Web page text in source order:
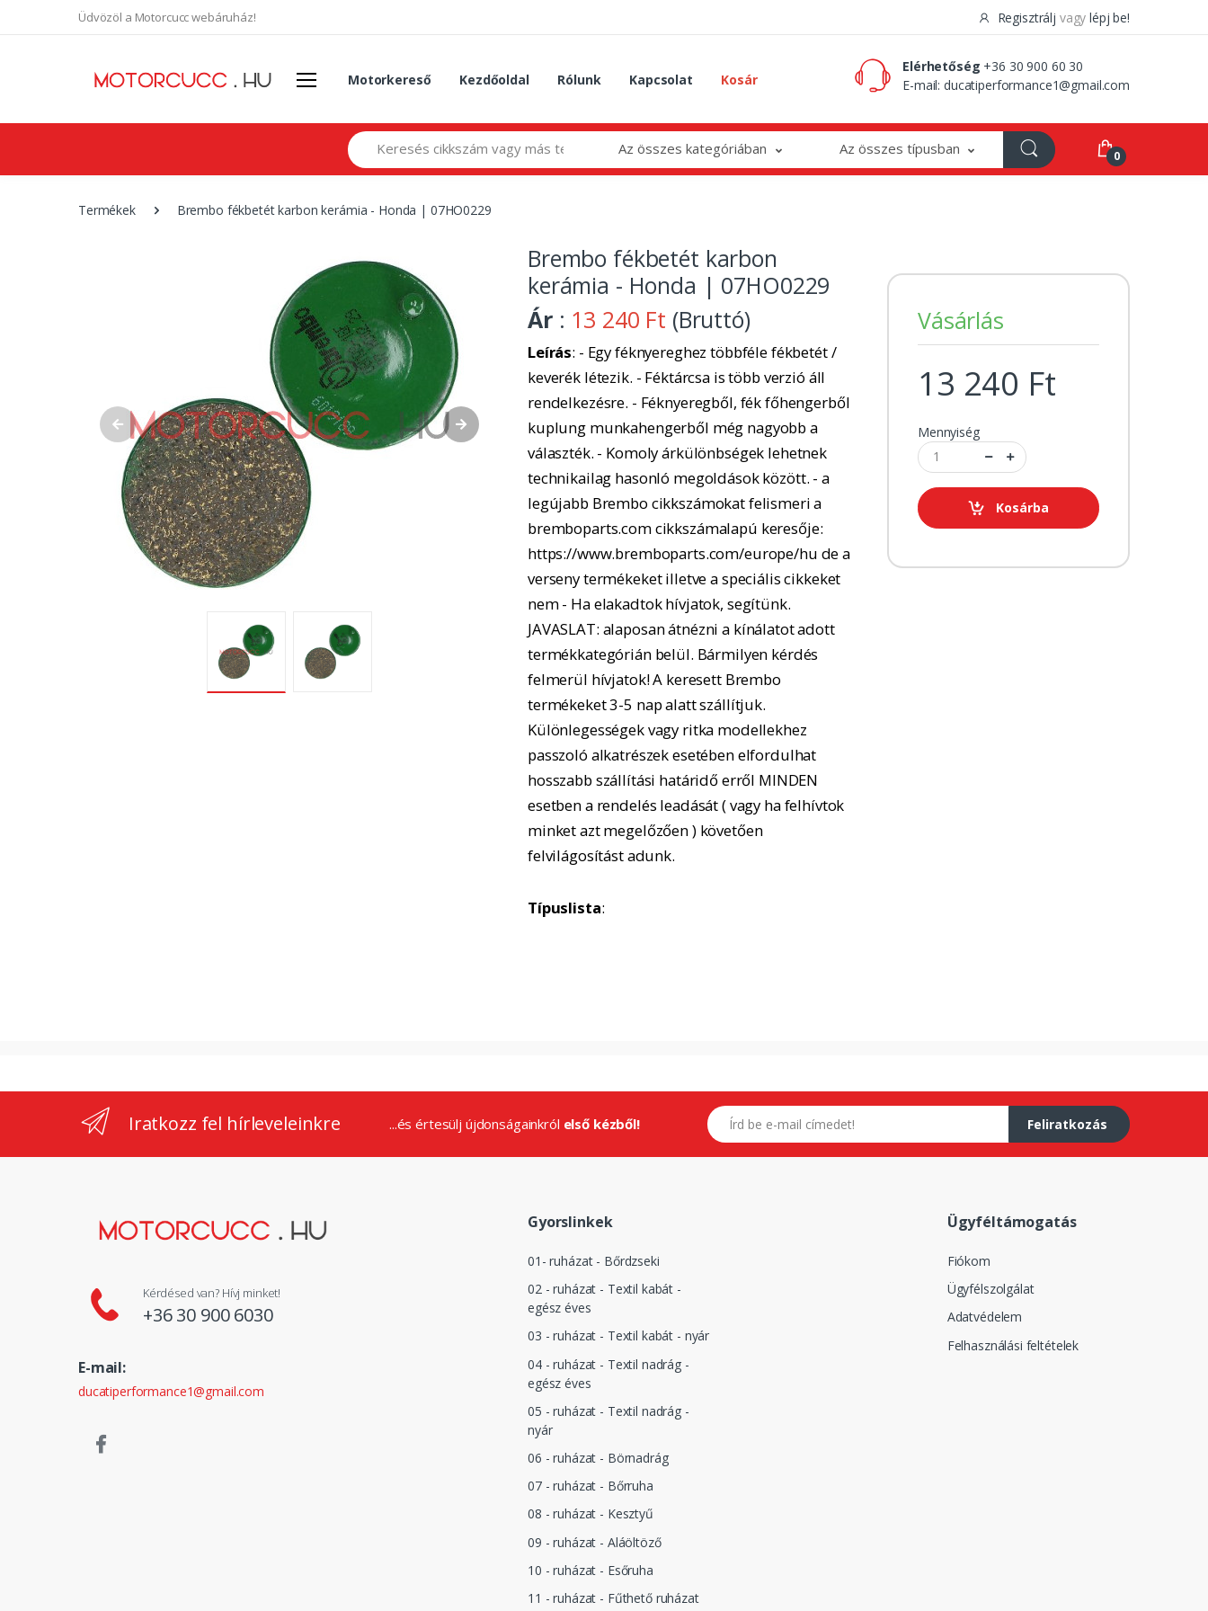
Üdvözöl a Motorcucc webáruház! Regisztrálj vagy lépj be!
Motorkereső Kezdőoldal Rólunk Kapcsolat Kosár
Elérhetőség +36 30 900 60 30
E-mail:ducatiperformance1@gmail.com
Search Az összes kategóriában Az összes típusban 0
Termékek Brembo fékbetét karbon kerámia - Honda | 07HO0229
Brembo fékbetét karbon
kerámia - Honda | 07HO0229
Ár : 13 240 Ft (Bruttó)
Leírás: - Egy féknyereghez többféle fékbetét /
keverék létezik. - Féktárcsa is több verzió áll
rendelkezésre. - Féknyeregből, fék főhengerből
kuplung munkahengerből még nagyobb a
választék. - Komoly árkülönbségek lehetnek
technikailag hasonló megoldások között. - a
legújabb Brembo cikkszámokat felismeri a
bremboparts.com cikkszámalapú keresője:
https://www.bremboparts.com/europe/hu de a
verseny termékeket illetve a speciális cikkeket
nem - Ha elakadtok hívjatok, segítünk.
JAVASLAT: alaposan átnézni a kínálatot adott
termékkategórián belül. Bármilyen kérdés
felmerül hívjatok! A keresett Brembo
termékeket 3-5 nap alatt szállítjuk.
Különlegességek vagy ritka modellekhez
passzoló alkatrészek esetében elfordulhat
hosszabb szállítási határidő erről MINDEN
esetben a rendelés leadását ( vagy ha felhívtok
minket azt megelőzően ) követően
felvilágosítást adunk.
Típuslista:
Vásárlás
13 240 Ft
Mennyiség
Kosárba
Iratkozz fel hírleveleinkre ...és értesülj újdonságainkról első kézből!
E-mail címed
Feliratkozás
Kérdésed van? Hívj minket!
+36 30 900 6030
E-mail:
ducatiperformance1@gmail.com
Gyorslinkek
01- ruházat - Bőrdzseki
02 - ruházat - Textil kabát -
egész éves
03 - ruházat - Textil kabát - nyár
04 - ruházat - Textil nadrág -
egész éves
05 - ruházat - Textil nadrág -
nyár
06 - ruházat - Börnadrág
07 - ruházat - Bőrruha
08 - ruházat - Kesztyű
09 - ruházat - Aláöltöző
10 - ruházat - Esőruha
11 - ruházat - Fűthető ruházat
Ügyféltámogatás
Fiókom
Ügyfélszolgálat
Adatvédelem
Felhasználási feltételek